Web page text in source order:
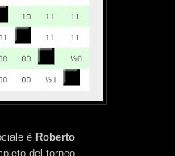
è Roberto
del torneo.